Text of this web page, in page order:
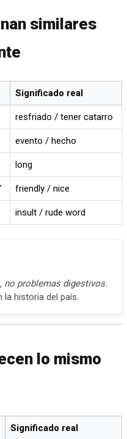
similares
Significado real
resfriado / tener catarro
evento / hecho
long
friendly / nice
insult / rude word
no problemas digestivos.
historia del país.
lo mismo
Significado real